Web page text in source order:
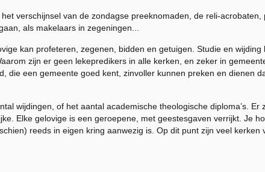
verschijnsel van de zondagse preeknomaden, de reli-
als makelaars in zegeningen...
kan profeteren, zegenen, bidden en getuigen. Studie en
zijn er geen lekepredikers in alle kerken, en zeker in
die een gemeente goed kent, zinvoller kunnen preken en dienen
wijdingen, of het aantal academische theologische diploma’s. Er
Elke gelovige is een geroepene, met geestesgaven verrijkt. Je
reeds in eigen kring aanwezig is. Op dit punt zijn veel kerken